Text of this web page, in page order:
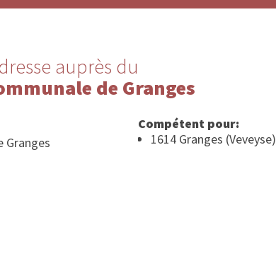
auprès du
de Granges
Granges
Compétent pour:
1614 Granges (Veveyse)